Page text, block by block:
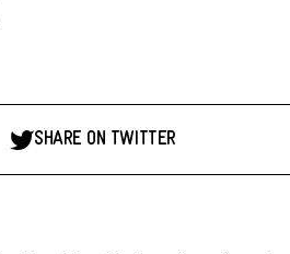
SHARE ON TWITTER